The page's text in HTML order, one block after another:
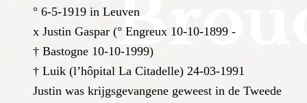
° 6-5-1919 in Leuven
x Justin Gaspar (° Engreux 10-10-1899 -
† Bastogne 10-10-1999)
† Luik (l’hôpital La Citadelle) 24-03-1991
Justin was krijgsgevangene geweest in de Tweede